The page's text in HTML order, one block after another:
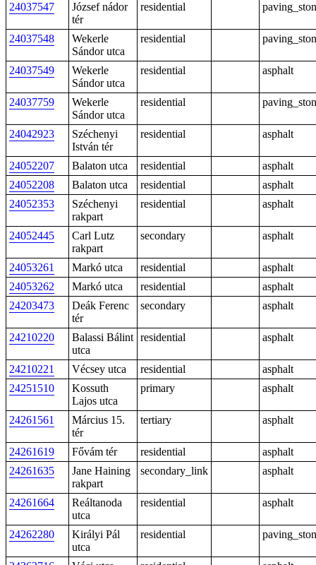
24037547
József nádor
tér
residential
24037548
Wekerle
Sándor utca
residential
24037549
Wekerle
Sándor utca
residential asphalt
24037759
Wekerle
Sándor utca
residential
24042923
Széchenyi
István tér
residential asphalt
24052207 Balaton utca residential
asphalt
24052208
Balaton utca residential
asphalt
24052353
Széchenyi
rakpart
residential asphalt
24052445
Carl Lutz
rakpart
secondary asphalt
24053261 Markó utca residential
asphalt
24053262
Markó utca residential
asphalt
24203473
Deák Ferenc
tér
secondary asphalt
24210220
Balassi Bálint
utca
residential asphalt
24210221 Vécsey utca residential
asphalt
24251510
Kossuth
Lajos utca
primary asphalt
24261561
Március 15.
tér
tertiary asphalt
24261619 Fővám tér residential
asphalt
24261635
Jane Haining
rakpart
secondary_link asphalt
24261664
Reáltanoda
utca
residential asphalt
24262280
Királyi Pál
utca
residential